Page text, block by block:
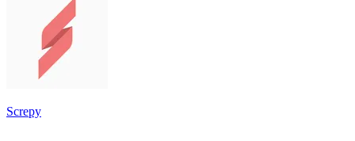
Screpy